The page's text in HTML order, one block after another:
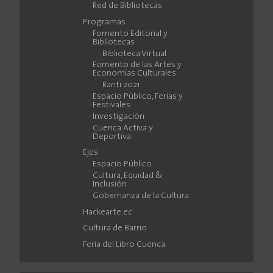
Red de Bibliotecas
Programas
Fomento Editorial y
Bibliotecas
Biblioteca Virtual
Fomento de las Artes y
Economías Culturales
Ranti 2021
Espacio Público, Ferias y
Festivales
Investigación
Cuenca Activa y
Deportiva
Ejes
Espacio Público
Cultura, Equidad &
Inclusión
Gobernanza de la Cultura
Hackearte.ec
Cultura de Barrio
Feria del Libro Cuenca